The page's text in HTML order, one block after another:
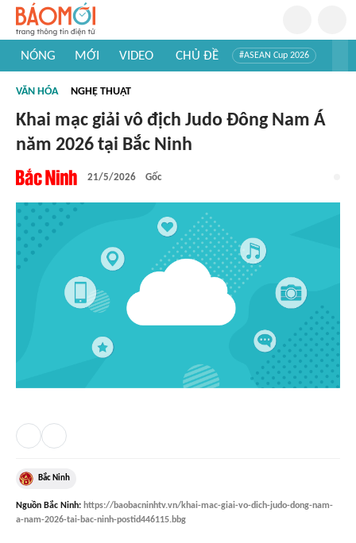
NÓNG MỚI VIDEO CHỦ ĐỀ #ASEAN Cup 2026
#Khám phá thế giới
VĂN HÓA NGHỆ THUẬT
Khai mạc giải vô địch Judo Đông Nam Á
năm 2026 tại Bắc Ninh
21/5/2026 Gốc
Bắc Ninh
Nguồn Bắc Ninh: https://baobacninhtv.vn/khai-mac-giai-vo-dich-judo-dong-nam-
a-nam-2026-tai-bac-ninh-postid446115.bbg